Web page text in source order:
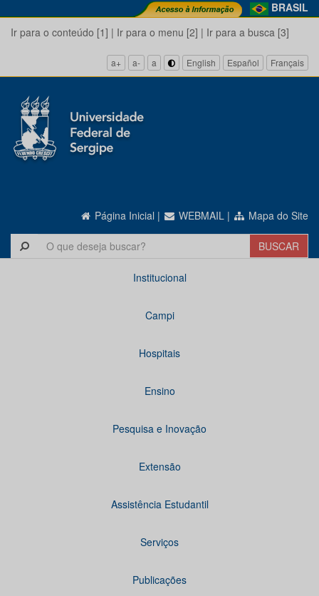
BRASIL
Ir para o conteúdo [1] | Ir para o menu [2] | Ir para a busca [3]
a+ a- a English Español Français
Página Inicial | WEBMAIL | Mapa do Site
Institucional
Campi
Hospitais
Ensino
Pesquisa e Inovação
Extensão
Assistência Estudantil
Serviços
Publicações